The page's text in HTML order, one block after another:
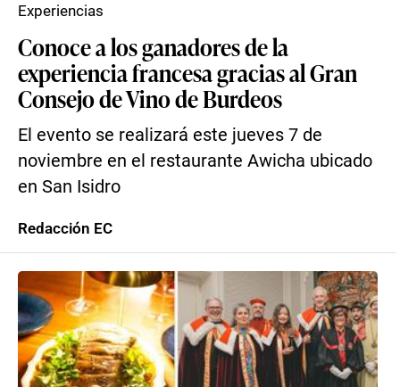
Conoce a los ganadores de la
experiencia francesa gracias al Gran
Consejo de Vino de Burdeos
El evento se realizará este jueves 7 de
noviembre en el restaurante Awicha ubicado
en San Isidro
Experiencias
Redacción EC